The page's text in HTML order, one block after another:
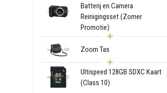
Batterij en Camera
Reinigingsset (Zomer
Promotie)
Zoom Tas
Ultispeed 128GB SDXC Kaart
(Class 10)